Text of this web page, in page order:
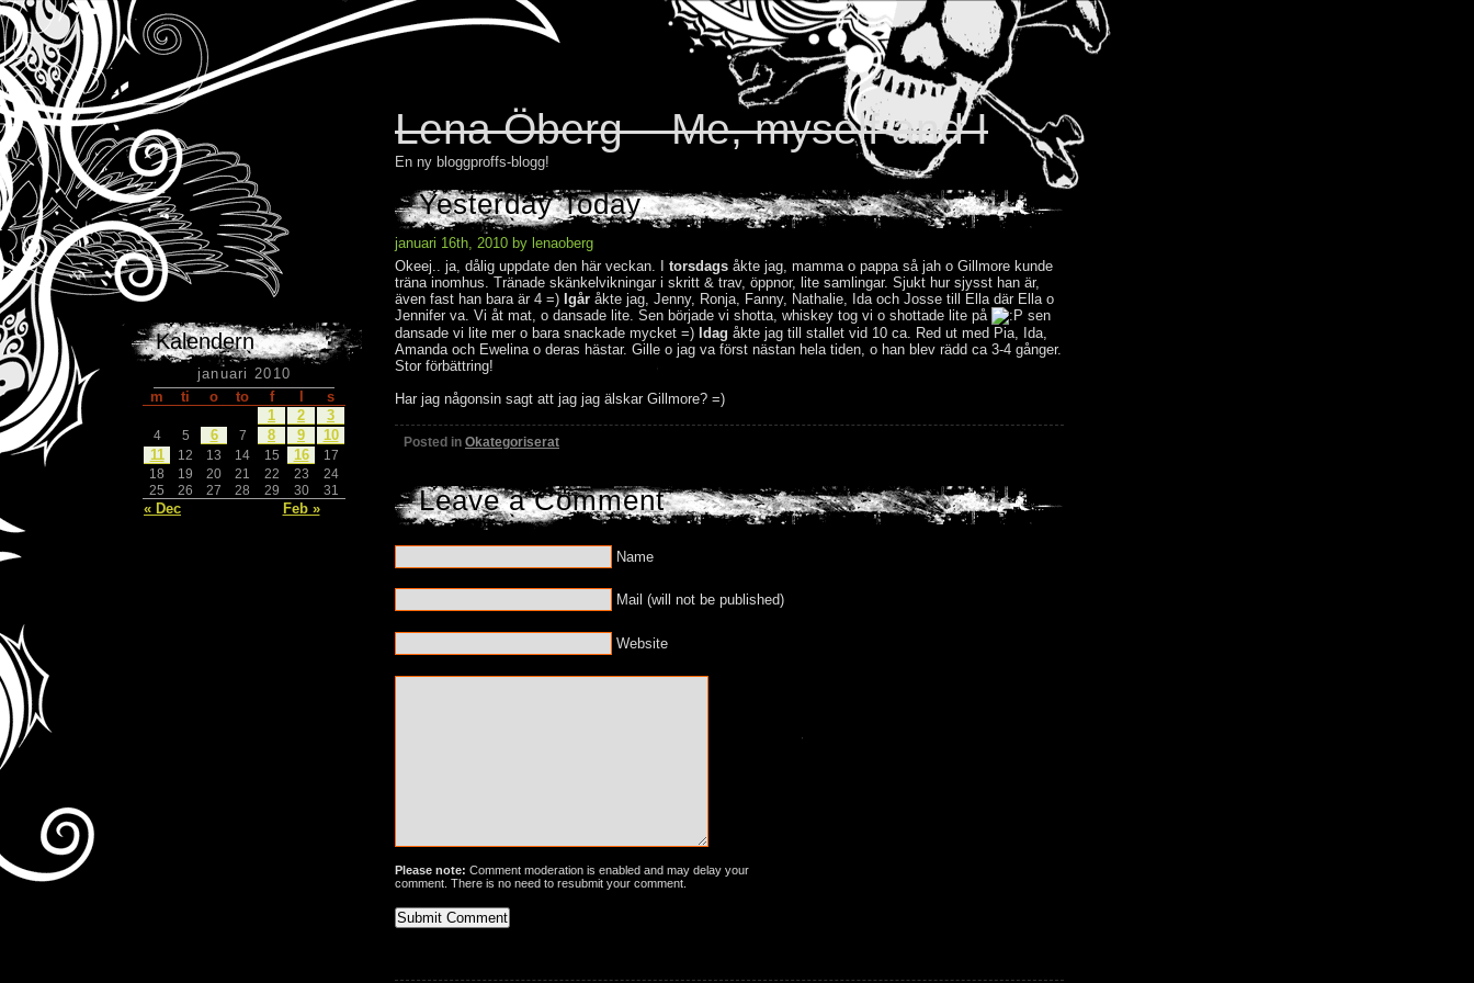
Lena Öberg – Me, myself and I
En ny bloggproffs-blogg!
Yesterday Today
januari 16th, 2010 by lenaoberg
Okeej.. ja, dålig uppdate den här veckan. I torsdags åkte jag, mamma o pappa så jah o Gillmore kunde
träna inomhus. Tränade skänkelvikningar i skritt & trav, öppnor, lite samlingar. Sjukt hur sjysst han är,
även fast han bara är 4 =) Igår åkte jag, Jenny, Ronja, Fanny, Nathalie, Ida och Josse till Ella där Ella o
Jennifer va. Vi åt mat, o dansade lite. Sen började vi shotta, whiskey tog vi o shottade lite på
sen
dansade vi lite mer o bara snackade mycket =) Idag åkte jag till stallet vid 10 ca. Red ut med Pia, Ida,
Amanda och Ewelina o deras hästar. Gille o jag va först nästan hela tiden, o han blev rädd ca 3-4 gånger.
Stor förbättring!
Har jag någonsin sagt att jag jag älskar Gillmore? =)
Posted in Okategoriserat
Leave a Comment
Name
Mail (will not be published)
Website
Please note: Comment moderation is enabled and may delay your
comment. There is no need to resubmit your comment.
Kalendern
januari 2010
m
ti o to f s
« Dec Feb »
1 2 3
4 5 6 7 8 9
10
11
12 13 14 15 16
17
18
19 20 21 22 23
24
25
26 27 28 29 30 31